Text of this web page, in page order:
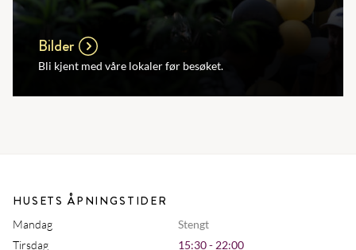
Bilder
Bli kjent med våre lokaler før besøket.
HUSETS ÅPNINGSTIDER
Mandag
Stengt
Tirsdag
15:30 - 22:00